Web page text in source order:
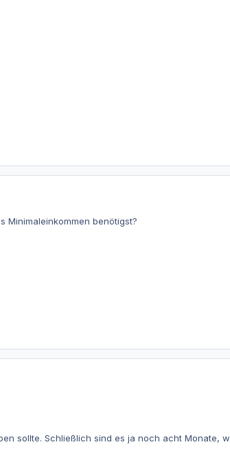
Minimaleinkommen benötigst?
sollte. Schließlich sind es ja noch acht Monate,